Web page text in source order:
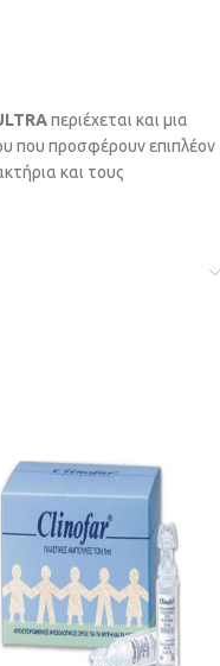
περιέχεται και μια
που προσφέρουν επιπλέον
και τους